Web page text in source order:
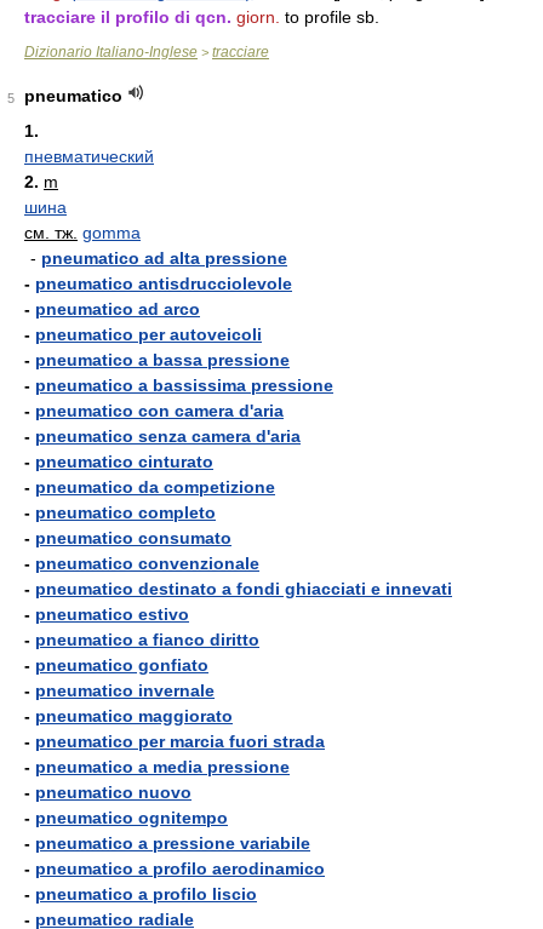
tracciare il profilo di qcn. giorn. to profile sb.
Dizionario Italiano-Inglese > tracciare
5
pneumatico
1.
пневматический
2. m
шина
см. тж. gomma
- pneumatico ad alta pressione
- pneumatico antisdrucciolevole
- pneumatico ad arco
- pneumatico per autoveicoli
- pneumatico a bassa pressione
- pneumatico a bassissima pressione
- pneumatico con camera d'aria
- pneumatico senza camera d'aria
- pneumatico cinturato
- pneumatico da competizione
- pneumatico completo
- pneumatico consumato
- pneumatico convenzionale
- pneumatico destinato a fondi ghiacciati e innevati
- pneumatico estivo
- pneumatico a fianco diritto
- pneumatico gonfiato
- pneumatico invernale
- pneumatico maggiorato
- pneumatico per marcia fuori strada
- pneumatico a media pressione
- pneumatico nuovo
- pneumatico ognitempo
- pneumatico a pressione variabile
- pneumatico a profilo aerodinamico
- pneumatico a profilo liscio
- pneumatico radiale